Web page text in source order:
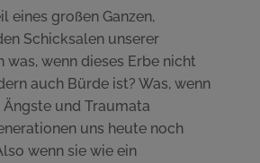
eines großen Ganzen,
Schicksalen unserer
was, wenn dieses Erbe nicht
auch Bürde ist? Was, wenn
Ängste und Traumata
uns heute noch
wenn sie wie ein